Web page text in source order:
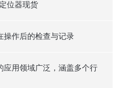
位器现货
操作后的检查与记录
应用领域广泛，涵盖多个行